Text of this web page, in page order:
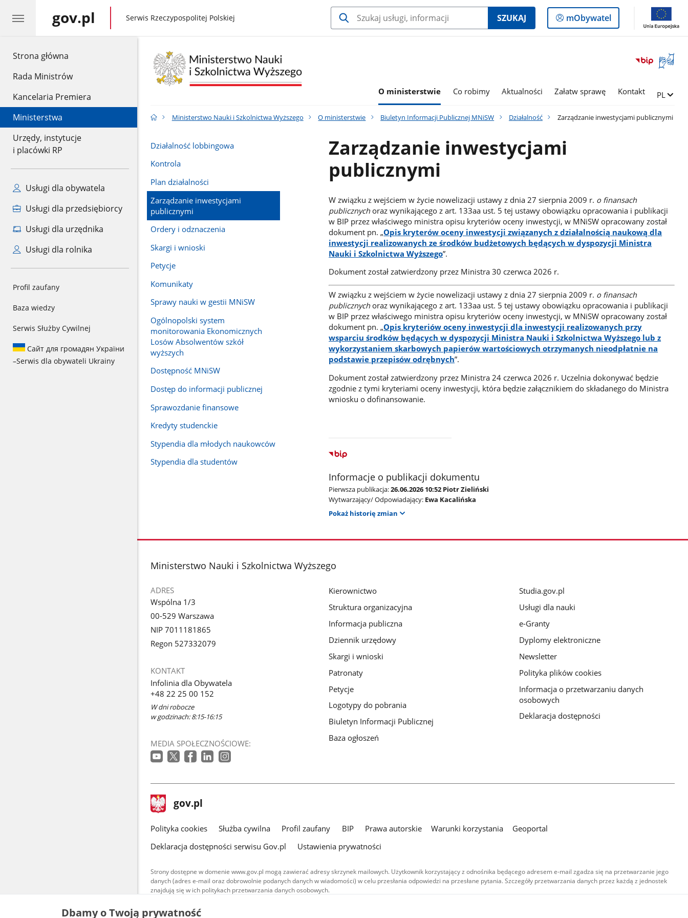
Strona główna
Rada Ministrów
Kancelaria Premiera
Ministerstwa
Urzędy, instytucje
i placówki RP
Usługi dla obywatela
Usługi dla przedsiębiorcy
Usługi dla urzędnika
Usługi dla rolnika
Profil zaufany
Baza wiedzy
Serwis Służby Cywilnej
Сайт для громадян України
–Serwis dla obywateli Ukrainy
gov.pl gov.pl
Serwis Rzeczypospolitej Polskiej SZUKAJ
Logowanie
do
mObywatel
Otwórz
okno
języka
O ministerstwie Co robimy Aktualności Załatw sprawę Kontakt Zmień
PL
Ministerstwo Nauki i Szkolnictwa Wyższego O ministerstwie Biuletyn Informacji Publicznej MNiSW Działalność Zarządzanie inwestycjami publicznymi
Działalność lobbingowa
Kontrola
Plan działalności
Zarządzanie inwestycjami
publicznymi
Ordery i odznaczenia
Skargi i wnioski
Petycje
Komunikaty
Sprawy nauki w gestii MNiSW
Ogólnopolski system
monitorowania Ekonomicznych
Losów Absolwentów szkół
wyższych
Dostępność MNiSW
Dostęp do informacji publicznej
Sprawozdanie finansowe
Kredyty studenckie
Stypendia dla młodych naukowców
Stypendia dla studentów
Zarządzanie inwestycjami
publicznymi
W związku z wejściem w życie nowelizacji ustawy z dnia 27 sierpnia 2009 r. o finansach
publicznychoraz wynikającego z art. 133aa ust. 5 tej ustawy obowiązku opracowania i publikacji
w BIP przez właściwego ministra opisu kryteriów oceny inwestycji, w MNiSW opracowany został
dokument pn. „Opis kryterów oceny inwestycji związanych z działalnością naukową dla
inwestycji realizowanych ze środków budżetowych będących w dyspozycji Ministra
Nauki i Szkolnictwa Wyższego”.
Dokument został zatwierdzony przez Ministra 30 czerwca 2026 r.
W związku z wejściem w życie nowelizacji ustawy z dnia 27 sierpnia 2009 r. o finansach
publicznychoraz wynikającego z art. 133aa ust. 5 tej ustawy obowiązku opracowania i publikacji
w BIP przez właściwego ministra opisu kryteriów oceny inwestycji, w MNiSW opracowany został
dokument pn. „Opis kryteriów oceny inwestycji dla inwestycji realizowanych przy
wsparciu środków będących w dyspozycji Ministra Nauki i Szkolnictwa Wyższego lub z
wykorzystaniem skarbowych papierów wartościowych otrzymanych nieodpłatnie na
podstawie przepisów odrębnych”.
Dokument został zatwierdzony przez Ministra 24 czerwca 2026 r. Uczelnia dokonywać będzie
zgodnie z tymi kryteriami oceny inwestycji, która będzie załącznikiem do składanego do Ministra
wniosku o dofinansowanie.
Informacje o publikacji dokumentu
Pierwsza publikacja:26.06.2026 10:52 Piotr Zieliński
Wytwarzający/ Odpowiadający: Ewa Kacalińska
Pokaż historię zmian
stopka
Ministerstwo Nauki i Szkolnictwa Wyższego
ADRES
Wspólna 1/3
00-529 Warszawa
NIP 7011181865
Regon 527332079
KONTAKT
Infolinia dla Obywatela
+48 22 25 00 152
W dni robocze
w godzinach: 8:15-16:15
MEDIA SPOŁECZNOŚCIOWE:
Kierownictwo
Struktura organizacyjna
Informacja publiczna
Dziennik urzędowy
Skargi i wnioski
Patronaty
Petycje
Logotypy do pobrania
Biuletyn Informacji Publicznej
Baza ogłoszeń
Studia.gov.pl
Usługi dla nauki
e-Granty
Dyplomy elektroniczne
Newsletter
Polityka plików cookies
Informacja o przetwarzaniu danych
osobowych
Deklaracja dostępności
stopka
gov.pl Strona
gov.pl
gov.pl
Polityka cookies Służba cywilna Profil zaufany BIP Prawa autorskie Warunki korzystania
Geoportal
Deklaracja dostępności serwisu Gov.pl
Ustawienia prywatności
Strony dostępne w domenie www.gov.pl mogą zawierać adresy skrzynek mailowych. Użytkownik korzystający z odnośnika będącego adresem e-mail zgadza się na przetwarzanie jego
danych (adres e-mail oraz dobrowolnie podanych danych w wiadomości) w celu przesłania odpowiedzi na przesłane pytania. Szczegóły przetwarzania danych przez każdą z jednostek
znajdują się w ich politykach przetwarzania danych osobowych.
Treści tekstowe publikowane w serwisie (z wyłączeniem treści audiowizualnych), są
Dbamy o Twoją prywatność